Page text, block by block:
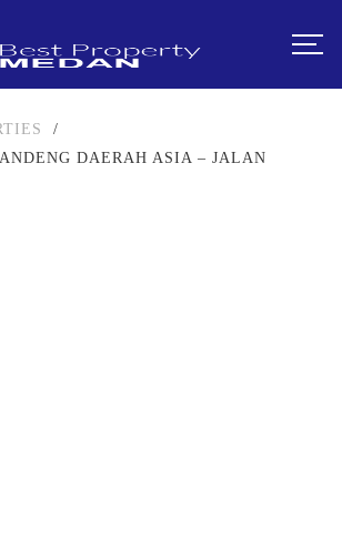
/
DAERAH ASIA – JALAN